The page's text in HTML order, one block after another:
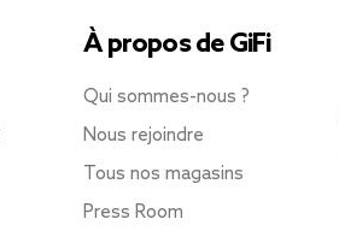
À propos de GiFi
Qui sommes-nous ?
Nous rejoindre
Tous nos magasins
Press Room